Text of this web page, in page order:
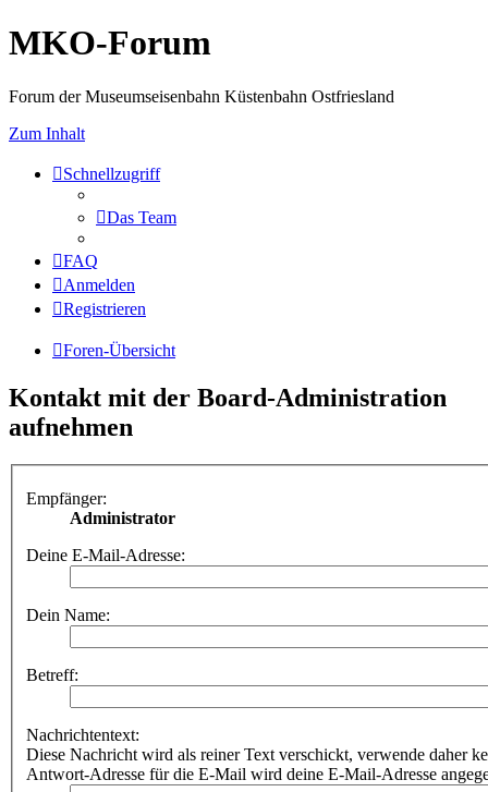
MKO-Forum
Forum der Museumseisenbahn Küstenbahn Ostfriesland
Zum Inhalt
Schnellzugriff
Das Team
FAQ
Anmelden
Registrieren
Foren-Übersicht
Kontakt mit der Board-Administration
aufnehmen
Empfänger:
Administrator
Deine E-Mail-Adresse:
Dein Name:
Betreff:
Nachrichtentext:
Diese Nachricht wird als reiner Text verschickt, verwende daher
Antwort-Adresse für die E-Mail wird deine E-Mail-Adresse